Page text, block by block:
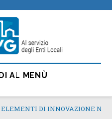
AL MENÙ
ELEMENTI DI INNOVAZIONE